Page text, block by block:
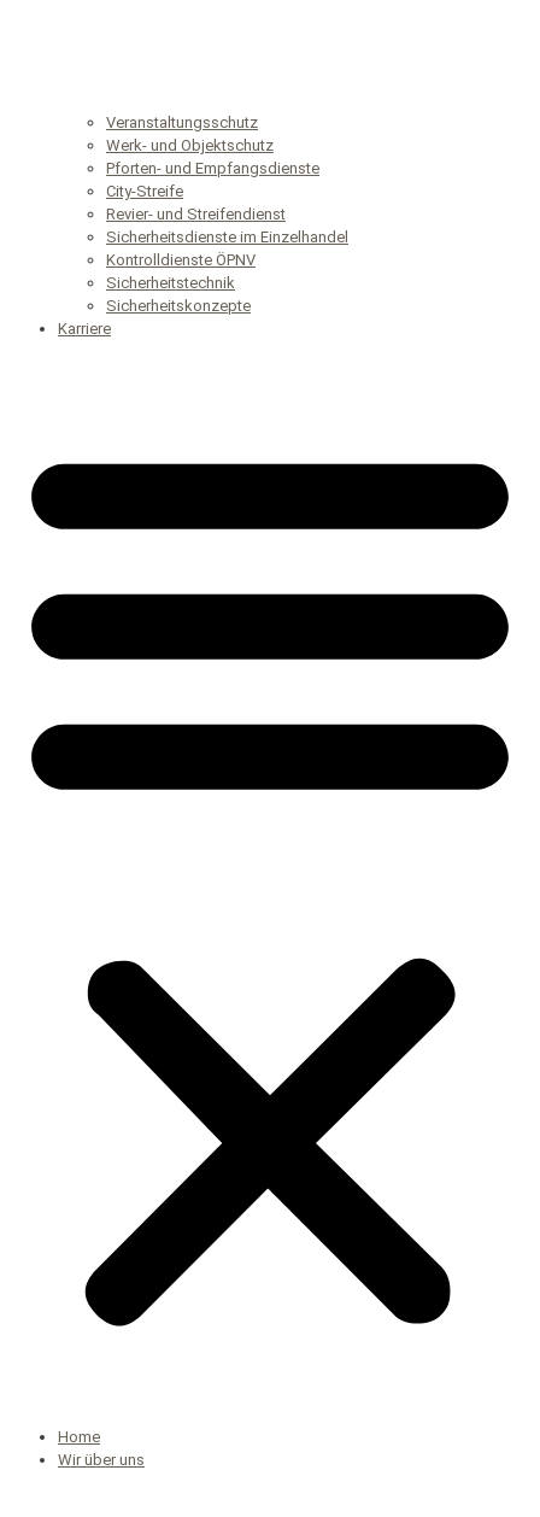
Veranstaltungsschutz
Werk- und Objektschutz
Pforten- und Empfangsdienste
City-Streife
Revier- und Streifendienst
Sicherheitsdienste im Einzelhandel
Kontrolldienste ÖPNV
Sicherheitstechnik
Sicherheitskonzepte
Karriere
Home
Wir über uns